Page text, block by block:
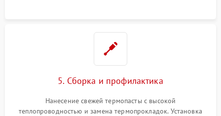
5. Сборка и профилактика
Нанесение свежей термопасты с высокой
теплопроводностью и замена термопрокладок. Установка